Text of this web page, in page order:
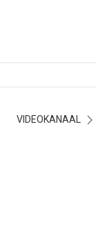
VIDEOKANAAL